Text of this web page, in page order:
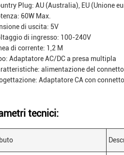
Plug: AU (Australia), EU (Unione
60W Max.
di uscita: 5V
di ingresso: 100-240V
di corrente: 1,2 M
Adaptatore AC/DC a presa multipla
alimentazione del
Adaptatore CA con
tecnici: